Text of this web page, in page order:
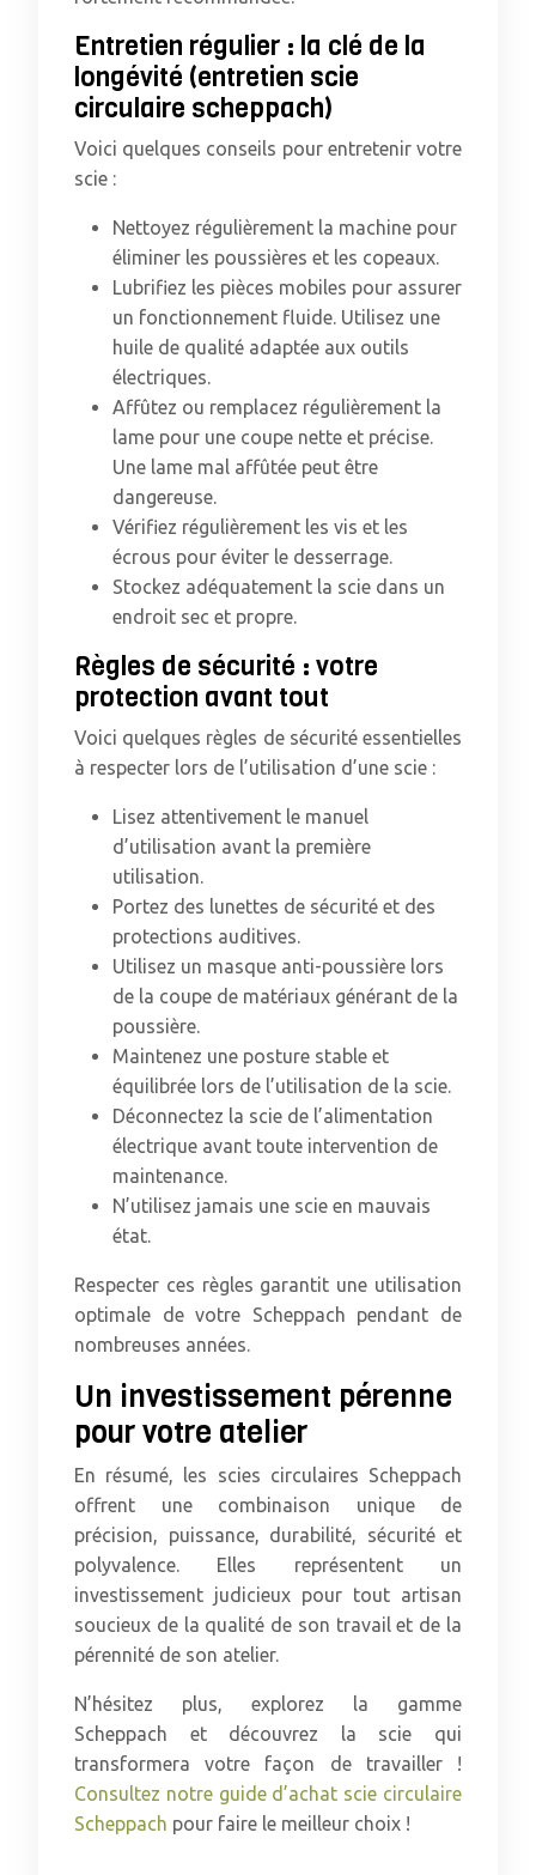
Entretien régulier : la clé de la
longévité (entretien scie
circulaire scheppach)
Voici quelques conseils pour entretenir votre
scie :
Nettoyez régulièrement la machine pour
éliminer les poussières et les copeaux.
Lubrifiez les pièces mobiles pour assurer
un fonctionnement fluide. Utilisez une
huile de qualité adaptée aux outils
électriques.
Affûtez ou remplacez régulièrement la
lame pour une coupe nette et précise.
Une lame mal affûtée peut être
dangereuse.
Vérifiez régulièrement les vis et les
écrous pour éviter le desserrage.
Stockez adéquatement la scie dans un
endroit sec et propre.
Règles de sécurité : votre
protection avant tout
Voici quelques règles de sécurité essentielles
à respecter lors de l’utilisation d’une scie :
Lisez attentivement le manuel
d’utilisation avant la première
utilisation.
Portez des lunettes de sécurité et des
protections auditives.
Utilisez un masque anti-poussière lors
de la coupe de matériaux générant de la
poussière.
Maintenez une posture stable et
équilibrée lors de l’utilisation de la scie.
Déconnectez la scie de l’alimentation
électrique avant toute intervention de
maintenance.
N’utilisez jamais une scie en mauvais
état.
Respecter ces règles garantit une utilisation
optimale de votre Scheppach pendant de
nombreuses années.
Un investissement pérenne
pour votre atelier
En résumé, les scies circulaires Scheppach
offrent une combinaison unique de
précision, puissance, durabilité, sécurité et
polyvalence. Elles représentent un
investissement judicieux pour tout artisan
soucieux de la qualité de son travail et de la
pérennité de son atelier.
N’hésitez plus, explorez la gamme
Scheppach et découvrez la scie qui
transformera votre façon de travailler !
Consultez notre guide d’achat scie circulaire
Scheppach pour faire le meilleur choix !